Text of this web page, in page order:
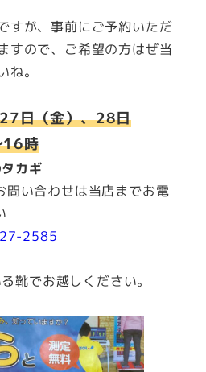
すが、事前にご予約いただ
すので、ご希望の方はぜ当
。
日（金）、28日
16時
カギ
問い合わせは当店までお電
2585
靴でお越しください。